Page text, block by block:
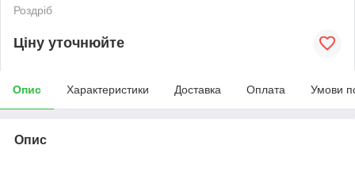
Роздріб
Ціну уточнюйте
Опис Характеристики Доставка Оплата Умови
Опис